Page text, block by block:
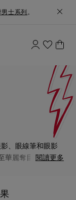
士系列 。
、眼線筆和眼影
華麗奪目的晚妝。
閱讀更多